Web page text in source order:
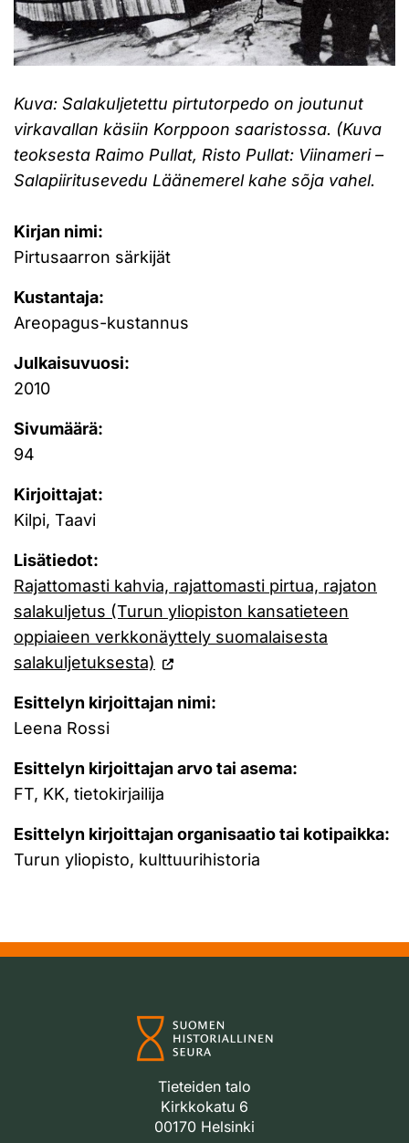
Kuva: Salakuljetettu pirtutorpedo on joutunut
virkavallan käsiin Korppoon saaristossa. (Kuva
teoksesta Raimo Pullat, Risto Pullat: Viinameri –
Salapiiritusevedu Läänemerel kahe sõja vahel.
Kirjan nimi:
Pirtusaarron särkijät
Kustantaja:
Areopagus-kustannus
Julkaisuvuosi:
2010
Sivumäärä:
94
Kirjoittajat:
Kilpi, Taavi
Lisätiedot:
Rajattomasti kahvia, rajattomasti pirtua, rajaton
salakuljetus (Turun yliopiston kansatieteen
oppiaieen verkkonäyttely suomalaisesta
salakuljetuksesta)
Esittelyn kirjoittajan nimi:
Leena Rossi
Esittelyn kirjoittajan arvo tai asema:
FT, KK, tietokirjailija
Esittelyn kirjoittajan organisaatio tai kotipaikka:
Turun yliopisto, kulttuurihistoria
Tieteiden talo
Kirkkokatu 6
00170 Helsinki